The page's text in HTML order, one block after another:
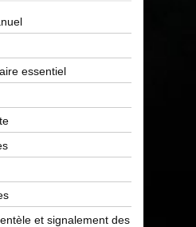
essentiel
et signalement des